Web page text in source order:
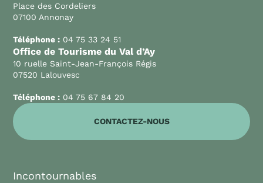
Place des Cordeliers
07100 Annonay
Téléphone : 04 75 33 24 51
Office de Tourisme du Val d’Ay
10 ruelle Saint-Jean-François Régis
07520 Lalouvesc
Téléphone : 04 75 67 84 20
CONTACTEZ-NOUS
Incontournables